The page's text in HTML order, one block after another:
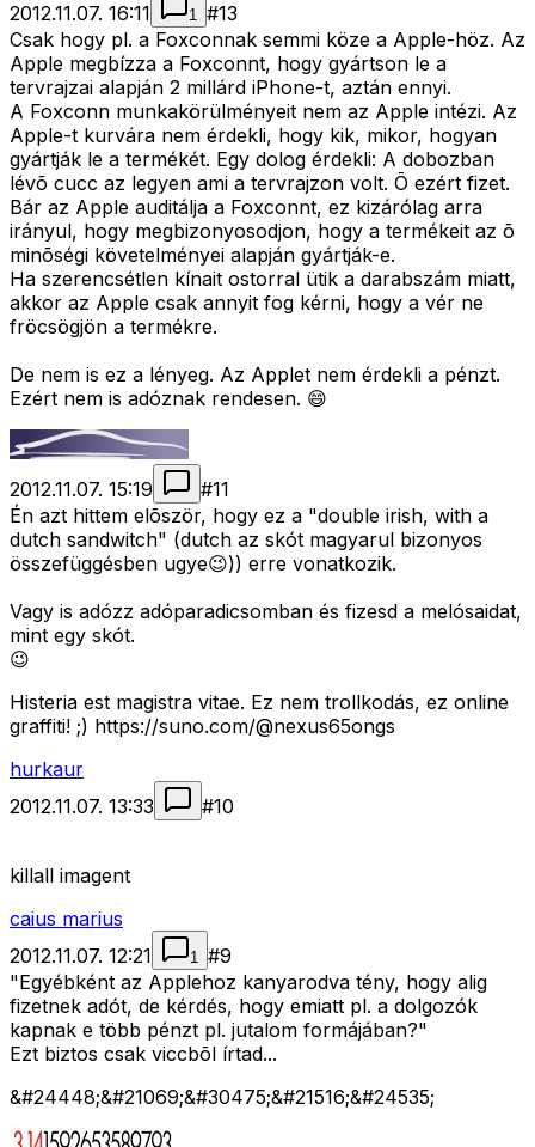
2012.11.07. 16:11
1 #13
Csak hogy pl. a Foxconnak semmi köze a Apple-höz. Az
Apple megbízza a Foxconnt, hogy gyártson le a
tervrajzai alapján 2 millárd iPhone-t, aztán ennyi.
A Foxconn munkakörülményeit nem az Apple intézi. Az
Apple-t kurvára nem érdekli, hogy kik, mikor, hogyan
gyártják le a termékét. Egy dolog érdekli: A dobozban
lévõ cucc az legyen ami a tervrajzon volt. Õ ezért fizet.
Bár az Apple auditálja a Foxconnt, ez kizárólag arra
irányul, hogy megbizonyosodjon, hogy a termékeit az õ
minõségi követelményei alapján gyártják-e.
Ha szerencsétlen kínait ostorral ütik a darabszám miatt,
akkor az Apple csak annyit fog kérni, hogy a vér ne
fröcsögjön a termékre.
De nem is ez a lényeg. Az Applet nem érdekli a pénzt.
Ezért nem is adóznak rendesen. 😄
2012.11.07. 15:19 #11
Én azt hittem elõször, hogy ez a "double irish, with a
dutch sandwitch" (dutch az skót magyarul bizonyos
összefüggésben ugye😉)) erre vonatkozik.
Vagy is adózz adóparadicsomban és fizesd a melósaidat,
mint egy skót.
😉
Histeria est magistra vitae. Ez nem trollkodás, ez online
graffiti! ;) https://suno.com/@nexus65ongs
hurkaur
2012.11.07. 13:33
#10
killall imagent
caius marius
2012.11.07. 12:21
1 #9
"Egyébként az Applehoz kanyarodva tény, hogy alig
fizetnek adót, de kérdés, hogy emiatt pl. a dolgozók
kapnak e több pénzt pl. jutalom formájában?"
Ezt biztos csak viccbõl írtad...
&#24448;&#21069;&#30475;&#21516;&#24535;